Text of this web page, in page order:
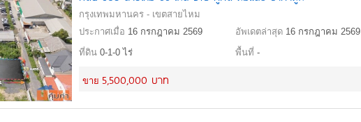
กรุงเทพมหานคร - เขตสายไหม
ประกาศเมื่อ 16 กรกฎาคม 2569 อัพเดตล่าสุด 16 กรกฎาคม 2569
ที่ดิน 0-1-0 ไร่ พื้นที่ -
ขาย 5,500,000 บาท